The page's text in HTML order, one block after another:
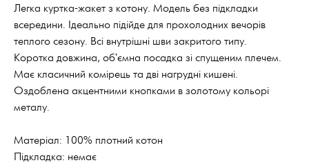
Легка куртка-жакет з котону. Модель без підкладки
всередини. Ідеально підійде для прохолодних вечорів
теплого сезону. Всі внутрішні шви закритого типу.
Коротка довжина, об'ємна посадка зі спущеним плечем.
Має класичний комірець та дві нагрудні кишені.
Оздоблена акцентними кнопками в золотому кольорі
металу.
Матеріал: 100% плотний котон
Підкладка: немає